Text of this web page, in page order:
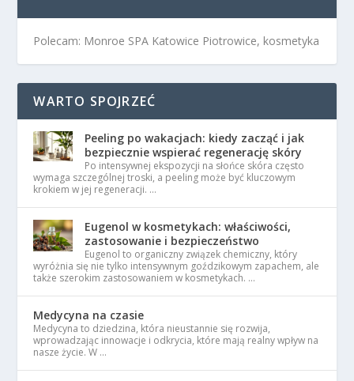
Polecam: Monroe SPA Katowice Piotrowice, kosmetyka
WARTO SPOJRZEĆ
Peeling po wakacjach: kiedy zacząć i jak
bezpiecznie wspierać regenerację skóry
Po intensywnej ekspozycji na słońce skóra często
wymaga szczególnej troski, a peeling może być kluczowym
krokiem w jej regeneracji. …
Eugenol w kosmetykach: właściwości,
zastosowanie i bezpieczeństwo
Eugenol to organiczny związek chemiczny, który
wyróżnia się nie tylko intensywnym goździkowym zapachem, ale
także szerokim zastosowaniem w kosmetykach. …
Medycyna na czasie
Medycyna to dziedzina, która nieustannie się rozwija,
wprowadzając innowacje i odkrycia, które mają realny wpływ na
nasze życie. W …